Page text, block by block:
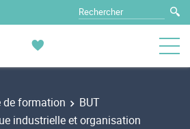
formation
BUT
industrielle et organisation